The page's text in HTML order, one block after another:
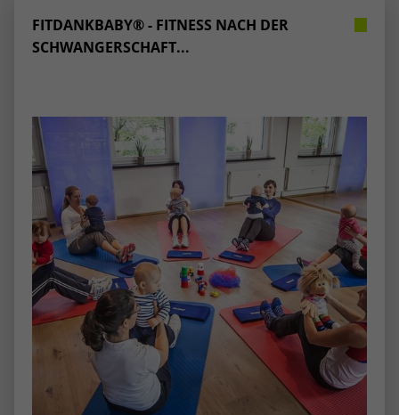
FITDANKBABY® - FITNESS NACH DER
SCHWANGERSCHAFT...
Form.
Anbieter Google Analytics
Laufzeit 1 Minute
Zweck
Dieser Cookie identifiziert die Besucher
nach Alter, Geschlecht oder Interessen
und nutzt dazu den DoubleClick des
Google Tag Manager, um die gezielte
Anzeigenplatzierung zu vereinfachen.